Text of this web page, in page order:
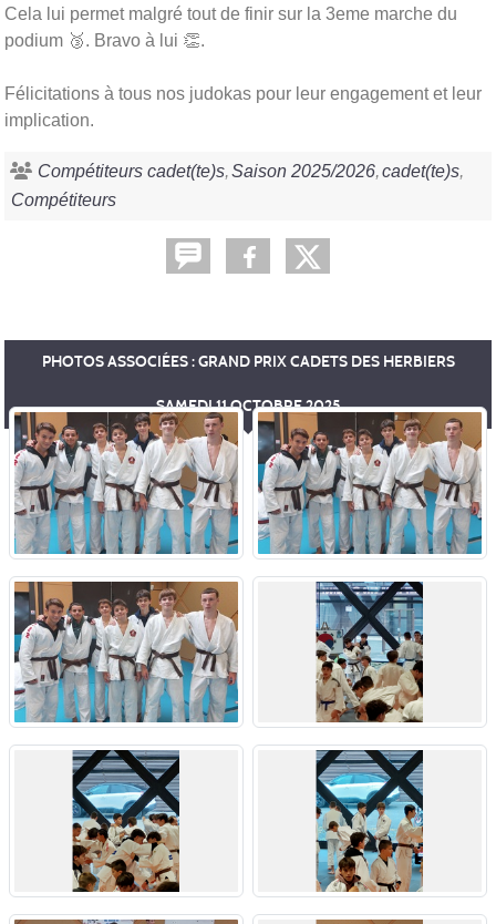
Cela lui permet malgré tout de finir sur la 3eme marche du
podium 🥉. Bravo à lui 👏.
Félicitations à tous nos judokas pour leur engagement et leur
implication.
Compétiteurs cadet(te)s Saison 2025/2026 cadet(te)s
Compétiteurs
PHOTOS ASSOCIÉES : GRAND PRIX CADETS DES HERBIERS
SAMEDI 11 OCTOBRE 2025